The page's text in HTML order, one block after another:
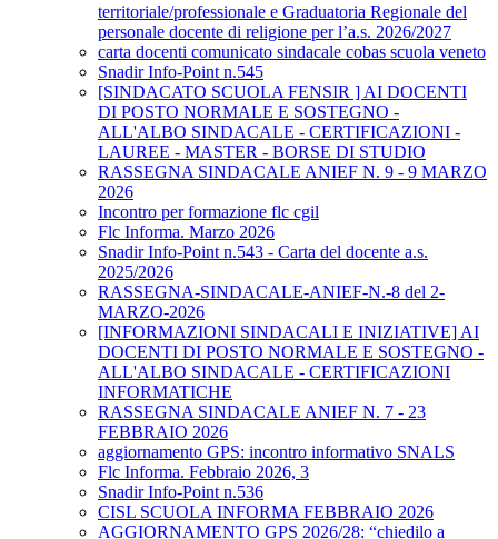
territoriale/professionale e Graduatoria Regionale del
personale docente di religione per l’a.s. 2026/2027
carta docenti comunicato sindacale cobas scuola veneto
Snadir Info-Point n.545
[SINDACATO SCUOLA FENSIR ] AI DOCENTI
DI POSTO NORMALE E SOSTEGNO -
ALL'ALBO SINDACALE - CERTIFICAZIONI -
LAUREE - MASTER - BORSE DI STUDIO
RASSEGNA SINDACALE ANIEF N. 9 - 9 MARZO
2026
Incontro per formazione flc cgil
Flc Informa. Marzo 2026
Snadir Info-Point n.543 - Carta del docente a.s.
2025/2026
RASSEGNA-SINDACALE-ANIEF-N.-8 del 2-
MARZO-2026
[INFORMAZIONI SINDACALI E INIZIATIVE] AI
DOCENTI DI POSTO NORMALE E SOSTEGNO -
ALL'ALBO SINDACALE - CERTIFICAZIONI
INFORMATICHE
RASSEGNA SINDACALE ANIEF N. 7 - 23
FEBBRAIO 2026
aggiornamento GPS: incontro informativo SNALS
Flc Informa. Febbraio 2026, 3
Snadir Info-Point n.536
CISL SCUOLA INFORMA FEBBRAIO 2026
AGGIORNAMENTO GPS 2026/28: “chiedilo a